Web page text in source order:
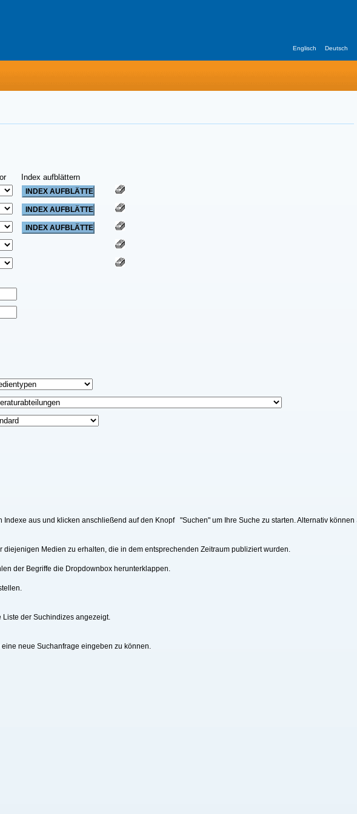
Englisch Deutsch
Index aufblättern
aus und klicken anschließend auf den Knopf "Suchen" um Ihre Suche zu starten. Alternativ können
diejenigen Medien zu erhalten, die in dem entsprechenden Zeitraum publiziert wurden.
der Begriffe die Dropdownbox herunterklappen.
der Suchindizes angezeigt.
neue Suchanfrage eingeben zu können.